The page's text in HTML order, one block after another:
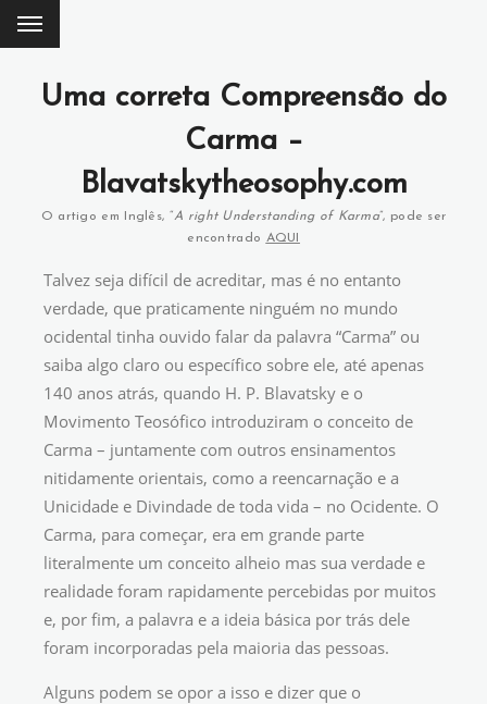
Uma correta Compreensão do
Carma –
Blavatskytheosophy.com
O artigo em Inglês, “A right Understanding of Karma”, pode ser
encontrado AQUI
Talvez seja difícil de acreditar, mas é no entanto
verdade, que praticamente ninguém no mundo
ocidental tinha ouvido falar da palavra “Carma” ou
saiba algo claro ou específico sobre ele, até apenas
140 anos atrás, quando H. P. Blavatsky e o
Movimento Teosófico introduziram o conceito de
Carma – juntamente com outros ensinamentos
nitidamente orientais, como a reencarnação e a
Unicidade e Divindade de toda vida – no Ocidente. O
Carma, para começar, era em grande parte
literalmente um conceito alheio mas sua verdade e
realidade foram rapidamente percebidas por muitos
e, por fim, a palavra e a ideia básica por trás dele
foram incorporadas pela maioria das pessoas.
Alguns podem se opor a isso e dizer que o